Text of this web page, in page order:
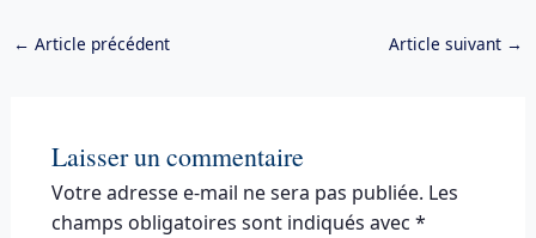
← Article précédent Article suivant →
Laisser un commentaire
Votre adresse e-mail ne sera pas publiée. Les
champs obligatoires sont indiqués avec *